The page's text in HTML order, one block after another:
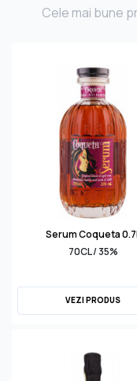
Cele mai bune
Serum Coqueta
70CL / 35%
VEZI PRODUS